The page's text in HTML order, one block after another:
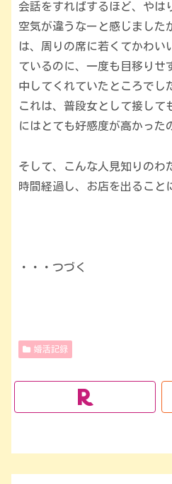
会話をすればするほど、やは
空気が違うなーと感じました
は、周りの席に若くてかわい
ているのに、一度も目移りせ
中してくれていたところでし
これは、普段女として接して
にはとても好感度が高かった
そして、こんな人見知りのわ
時間経過し、お店を出ること
・・・つづく
婚活記録